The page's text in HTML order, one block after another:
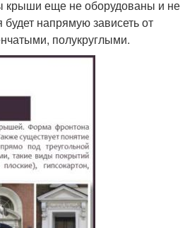
крыши еще не оборудованы и не
напрямую зависеть от
полукруглыми.